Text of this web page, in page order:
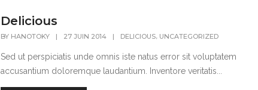
Delicious
BY HANOTOKY | 27 JUIN 2014 | DELICIOUS, UNCATEGORIZED
Sed ut perspiciatis unde omnis iste natus error sit voluptatem
accusantium doloremque laudantium. Inventore veritatis...